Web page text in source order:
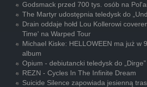
Godsmack przed 700 tys. osób na
The Martyr udostępnia teledysk do
Drain oddaje hołd Lou Kollerowi
Time' na Warped Tour
Michael Kiske: HELLOWEEN ma już w
album
Opium - debiutancki teledysk do „Dirge”
REZN - Cycles In The Infinite Dream
Suicide Silence zapowiada jesienną